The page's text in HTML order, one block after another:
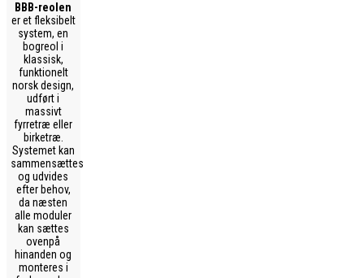
BBB-reolen
er et fleksibelt
system, en
bogreol i
klassisk,
funktionelt
norsk design,
udført i
massivt
fyrretræ eller
birketræ.
Systemet kan
sammensættes
og udvides
efter behov,
da næsten
alle moduler
kan sættes
ovenpå
hinanden og
monteres i